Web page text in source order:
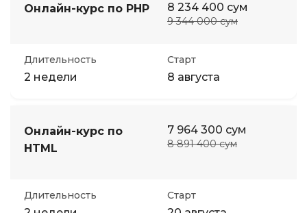
Онлайн-курс по PHP 8 234 400 сум
9 344 000 сум
Длительность
2 недели
Старт
8 августа
Онлайн-курс по
HTML
7 964 300 сум
8 891 400 сум
Длительность Старт